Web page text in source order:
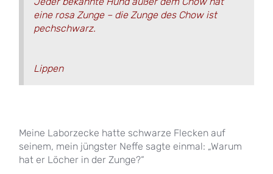
eine rosa Zunge – die Zunge des Chow ist
pechschwarz.
Lippen
Meine Laborzecke hatte schwarze Flecken auf
seinem, mein jüngster Neffe sagte einmal: „Warum
hat er Löcher in der Zunge?“